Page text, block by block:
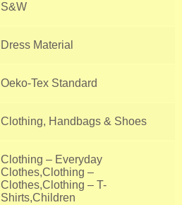
S&W
Dress Material
Oeko-Tex Standard
Clothing, Handbags & Shoes
Clothing – Everyday
Clothes,Clothing –
Clothes,Clothing – T-
Shirts,Children